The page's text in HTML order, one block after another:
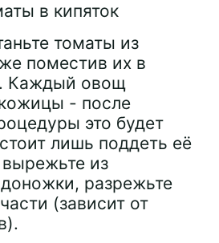
томаты из
поместив их в
Каждый овощ
- после
это будет
лишь поддеть её
из
разрежьте
(зависит от